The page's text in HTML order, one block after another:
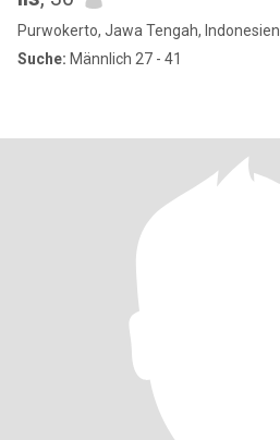
Purwokerto, Jawa Tengah, Indonesien
Suche: Männlich 27 - 41